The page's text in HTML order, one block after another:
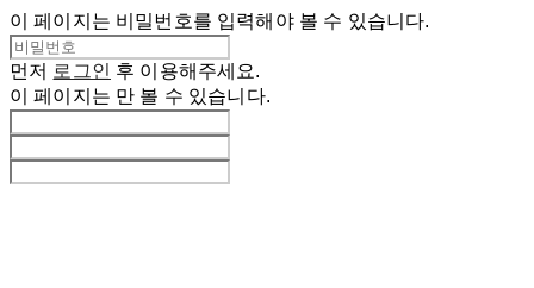
이 페이지는 비밀번호를 입력해야 볼 수 있습니다.
먼저 로그인 후 이용해주세요.
이 페이지는 만 볼 수 있습니다.